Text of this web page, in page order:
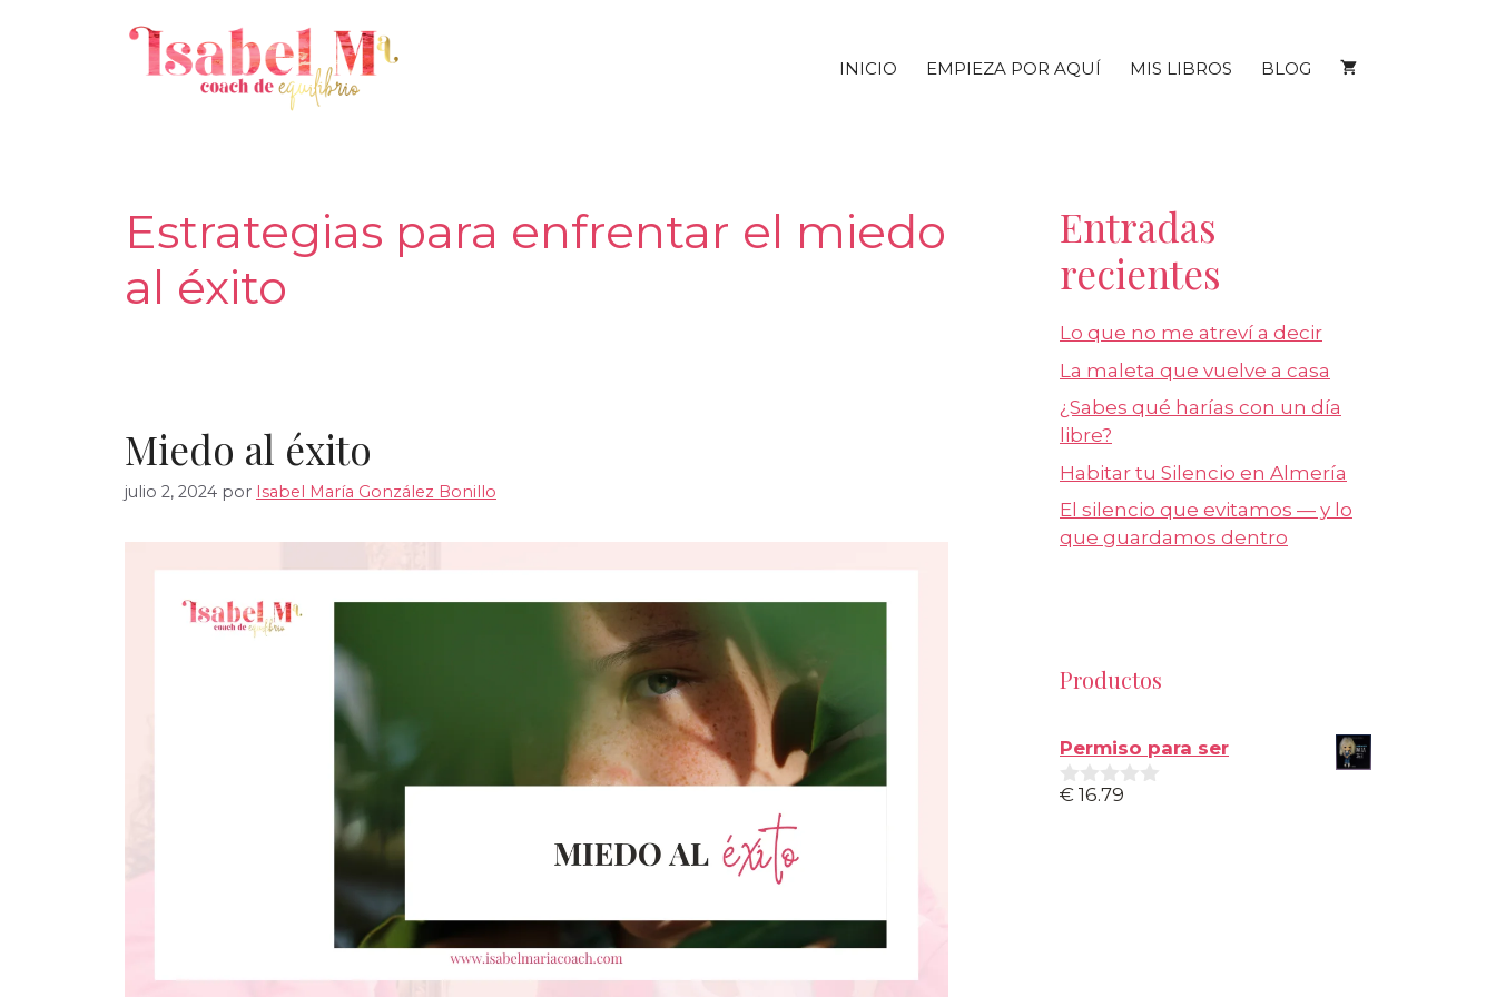
INICIO EMPIEZA POR AQUÍ MIS LIBROS BLOG
Estrategias para enfrentar el miedo
al éxito
Miedo al éxito
julio 2, 2024 por Isabel María González Bonillo
Entradas
recientes
Lo que no me atreví a decir
La maleta que vuelve a casa
¿Sabes qué harías con un día
libre?
Habitar tu Silencio en Almería
El silencio que evitamos — y lo
que guardamos dentro
Productos
Permiso para ser
0
€ 16.79